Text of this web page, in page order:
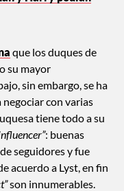
y Harry podían
que los duques de
su mayor
sin embargo, se ha
con varias
tiene todo a su
: buenas
seguidores y fue
acuerdo a Lyst, en fin